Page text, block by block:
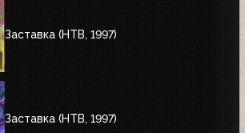
Заставка (НТВ, 1997)
Заставка (НТВ, 1997)